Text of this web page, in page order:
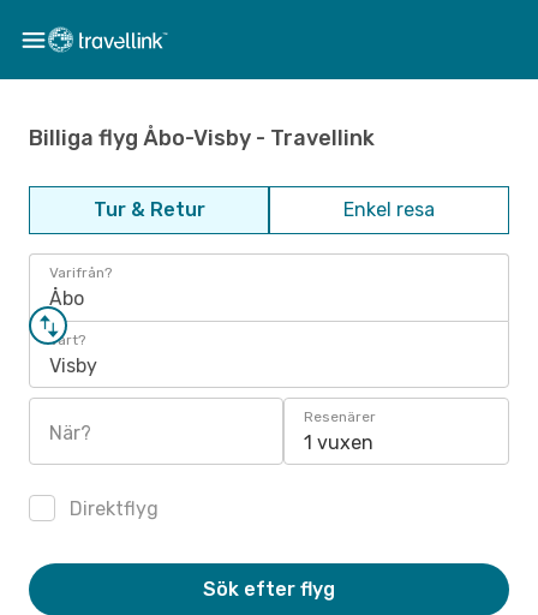
Billiga flyg Åbo-Visby - Travellink
Tur & Retur Enkel resa
Varifrån?
Åbo
Vart?
Visby
När?
Resenärer
1 vuxen
Direktflyg
Sök efter flyg